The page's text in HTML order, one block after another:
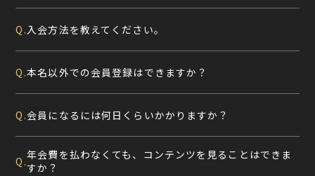
Q.入会方法を教えてください。
Q.本名以外での会員登録はできますか？
Q.会員になるには何日くらいかかりますか？
Q.年会費を払わなくても、コンテンツを見ることはできま
すか？